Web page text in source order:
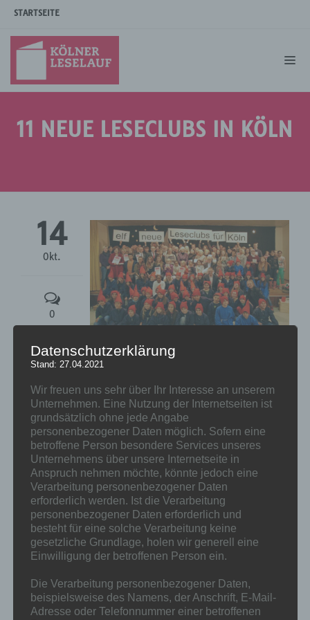
STARTSEITE
11 NEUE LESECLUBS IN KÖLN
Kölner Schulen
• Einweihung am 14. Oktober 2013
• Projekt der Stiftung „Ride for Reading“ und
der Aktion „wir helfen“
• Patenschaften für jeden Club durch
Unternehmen und Prominente
Am 14.10.2013 fand in der
Heinzelmännchenschule die Eröffnungsfeier
für elf neue Lesclubs statt.
TV-Beitrag Lokalzeit Köln
Pressemitteilung
Bildergalerie zur Eröffnungsfeier
14
Okt.
0
Datenschutzerklärung
Stand: 27.04.2021
Wir freuen uns sehr über Ihr Interesse an unserem
Unternehmen. Eine Nutzung der Internetseiten ist
grundsätzlich ohne jede Angabe
personenbezogener Daten möglich. Sofern eine
betroffene Person besondere Services unseres
Unternehmens über unsere Internetseite in
Anspruch nehmen möchte, könnte jedoch eine
Verarbeitung personenbezogener Daten
erforderlich werden. Ist die Verarbeitung
personenbezogener Daten erforderlich und
besteht für eine solche Verarbeitung keine
gesetzliche Grundlage, holen wir generell eine
Einwilligung der betroffenen Person ein.
Die Verarbeitung personenbezogener Daten,
beispielsweise des Namens, der Anschrift, E-Mail-
Adresse oder Telefonnummer einer betroffenen